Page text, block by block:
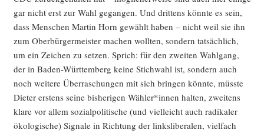
gar nicht erst zur Wahl gegan­gen. Und drit­tens könn­te es sein,
dass Men­schen Mar­tin Horn gewählt haben – nicht weil sie ihn
zum Ober­bür­ger­meis­ter machen woll­ten, son­dern tat­säch­lich,
um ein Zei­chen zu set­zen. Sprich: für den zwei­ten Wahl­gang,
der in Baden-Würt­tem­berg kei­ne Stich­wahl ist, son­dern auch
noch wei­te­re Über­ra­schun­gen mit sich brin­gen könn­te, müss­te
Die­ter ers­tens sei­ne bis­he­ri­gen Wähler*innen hal­ten, zwei­tens
kla­re vor allem sozi­al­po­li­ti­sche (und viel­leicht auch radi­ka­ler
öko­lo­gi­sche) Signa­le in Rich­tung der links­li­be­ra­len, viel­fach